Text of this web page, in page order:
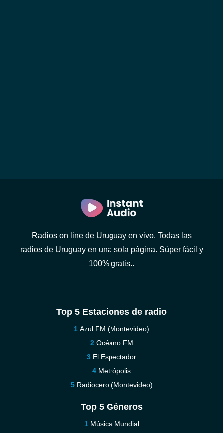
Radios on line de Uruguay en vivo. Todas las
radios de Uruguay en una sola página. Súper fácil y
100% gratis..
Top 5 Estaciones de radio
Azul FM (Montevideo)
Océano FM
El Espectador
Metrópolis
Radiocero (Montevideo)
Top 5 Géneros
Música Mundial